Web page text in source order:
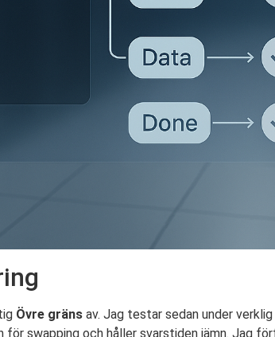
Övre gräns av. Jag testar sedan under
swapping och håller svarstiden jämn. Jag